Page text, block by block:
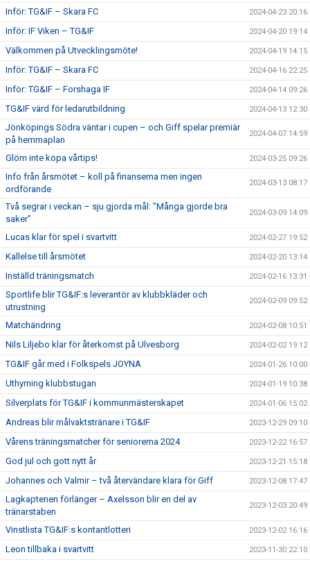
Inför: TG&IF – Skara FC 2024-04-23 20:16
Inför: IF Viken – TG&IF 2024-04-20 19:14
Välkommen på Utvecklingsmöte! 2024-04-19 14:15
Inför: TG&IF – Skara FC 2024-04-16 22:25
Inför: TG&IF – Forshaga IF 2024-04-14 09:26
TG&IF värd för ledarutbildning 2024-04-13 12:30
Jönköpings Södra väntar i cupen – och Giff spelar premiär
på hemmaplan
2024-04-07 14:59
Glöm inte köpa vårtips! 2024-03-25 09:26
Info från årsmötet – koll på finanserna men ingen
ordförande
2024-03-13 08:17
Två segrar i veckan – sju gjorda mål: ”Många gjorde bra
saker”
2024-03-09 14:09
Lucas klar för spel i svartvitt 2024-02-27 19:52
Kallelse till årsmötet 2024-02-20 13:14
Inställd träningsmatch 2024-02-16 13:31
Sportlife blir TG&IF:s leverantör av klubbkläder och
utrustning
2024-02-09 09:52
Matchändring 2024-02-08 10:51
Nils Liljebo klar för återkomst på Ulvesborg 2024-02-02 19:12
TG&IF går med i Folkspels JOYNA 2024-01-26 10:00
Uthyrning klubbstugan 2024-01-19 10:38
Silverplats för TG&IF i kommunmästerskapet 2024-01-06 15:02
Andreas blir målvaktstränare i TG&IF 2023-12-29 09:10
Vårens träningsmatcher för seniorerna 2024 2023-12-22 16:57
God jul och gott nytt år 2023-12-21 15:18
Johannes och Valmir – två återvändare klara för Giff 2023-12-08 17:47
Lagkaptenen förlänger – Axelsson blir en del av
tränarstaben
2023-12-03 20:49
Vinstlista TG&IF:s kontantlotteri 2023-12-02 16:16
Leon tillbaka i svartvitt 2023-11-30 22:10